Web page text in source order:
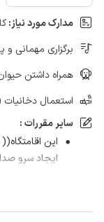
مدارک مورد نیاز:
برگزاری
همراه داشتن
استعمال دخانیات
سایر مقررات :
این
ایجاد سرو
اضافه کردن
همراه داشتن